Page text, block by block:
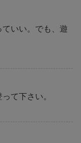
いい。でも、遊
て下さい。